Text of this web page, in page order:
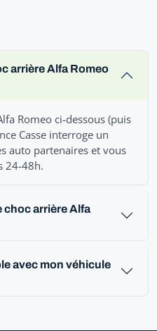
arrière Alfa Romeo
Romeo ci-dessous (puis
Casse interroge un
auto partenaires et vous
24-48h.
choc arrière Alfa
avec mon véhicule